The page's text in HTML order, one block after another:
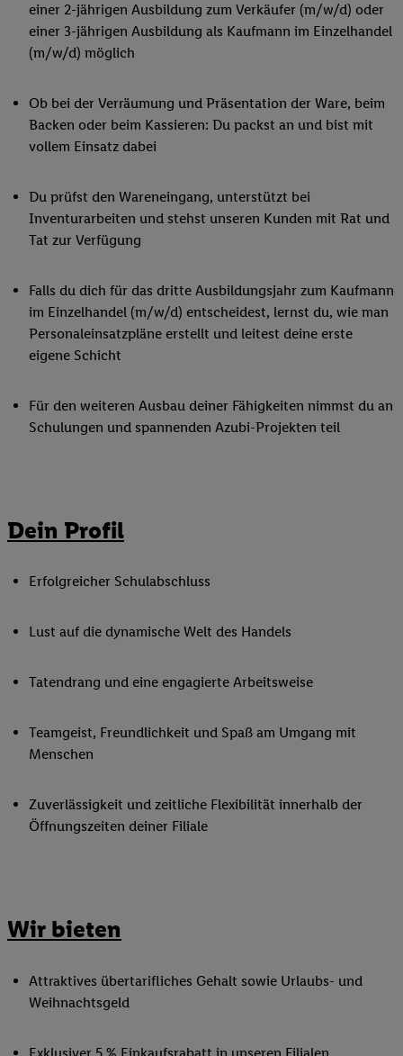
einer 2-jährigen Ausbildung zum Verkäufer (m/w/d) oder
einer 3-jährigen Ausbildung als Kaufmann im Einzelhandel
(m/w/d) möglich
Ob bei der Verräumung und Präsentation der Ware, beim
Backen oder beim Kassieren: Du packst an und bist mit
vollem Einsatz dabei
Du prüfst den Wareneingang, unterstützt bei
Inventurarbeiten und stehst unseren Kunden mit Rat und
Tat zur Verfügung
Falls du dich für das dritte Ausbildungsjahr zum Kaufmann
im Einzelhandel (m/w/d) entscheidest, lernst du, wie man
Personaleinsatzpläne erstellt und leitest deine erste
eigene Schicht
Für den weiteren Ausbau deiner Fähigkeiten nimmst du an
Schulungen und spannenden Azubi-Projekten teil
Dein Profil
Erfolgreicher Schulabschluss
Lust auf die dynamische Welt des Handels
Tatendrang und eine engagierte Arbeitsweise
Teamgeist, Freundlichkeit und Spaß am Umgang mit
Menschen
Zuverlässigkeit und zeitliche Flexibilität innerhalb der
Öffnungszeiten deiner Filiale
Wir bieten
Attraktives übertarifliches Gehalt sowie Urlaubs- und
Weihnachtsgeld
Exklusiver 5 % Einkaufsrabatt in unseren Filialen